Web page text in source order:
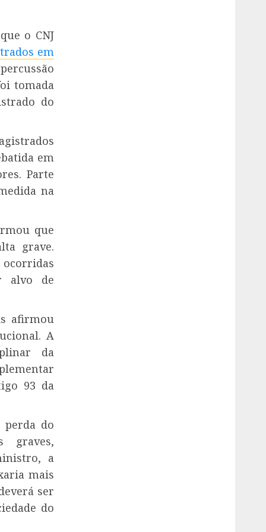
o CNJ
em
tomada
do
em
Parte
na
que
grave.
alvo de
afirmou
A
da
93 da
perda do
graves,
a
mais
ser
do